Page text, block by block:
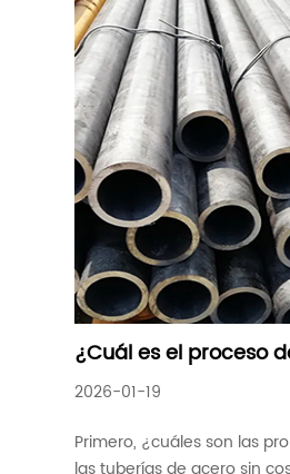
¿Cuál es el proceso
tubos de acero sin
de precisión DIN2391/
2026-01-19
Primero, ¿cuáles son las
las tuberías de acero sin